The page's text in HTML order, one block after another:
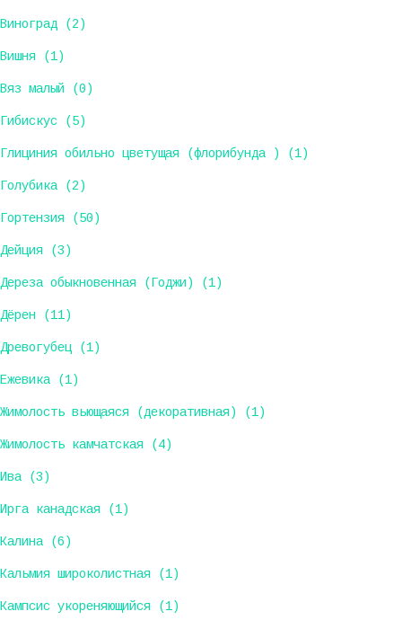
Виноград (2)
Вишня (1)
Вяз малый (0)
Гибискус (5)
Глициния обильно цветущая (флорибунда ) (1)
Голубика (2)
Гортензия (50)
Дейция (3)
Дереза обыкновенная (Годжи) (1)
Дёрен (11)
Древогубец (1)
Ежевика (1)
Жимолость вьющаяся (декоративная) (1)
Жимолость камчатская (4)
Ива (3)
Ирга канадская (1)
Калина (6)
Кальмия широколистная (1)
Кампсис укореняющийся (1)